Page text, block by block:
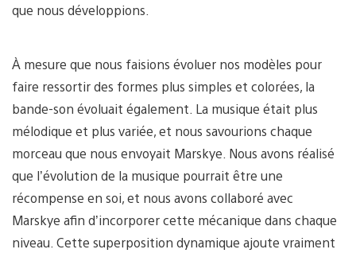
que nous développions.
À mesure que nous faisions évoluer nos modèles pour
faire ressortir des formes plus simples et colorées, la
bande-son évoluait également. La musique était plus
mélodique et plus variée, et nous savourions chaque
morceau que nous envoyait Marskye. Nous avons réalisé
que l’évolution de la musique pourrait être une
récompense en soi, et nous avons collaboré avec
Marskye afin d’incorporer cette mécanique dans chaque
niveau. Cette superposition dynamique ajoute vraiment